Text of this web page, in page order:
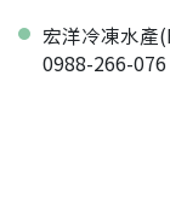
宏洋冷凍水產
0988-266-076